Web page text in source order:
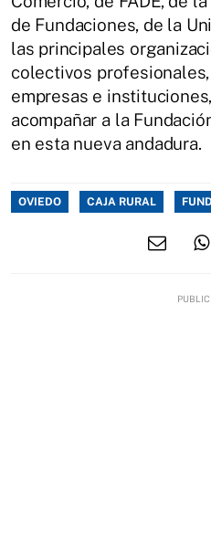
de Fundaciones, de la
las principales
colectivos
empresas e
acompañar a la
en esta nueva andadura.
OVIEDO CAJA RURAL